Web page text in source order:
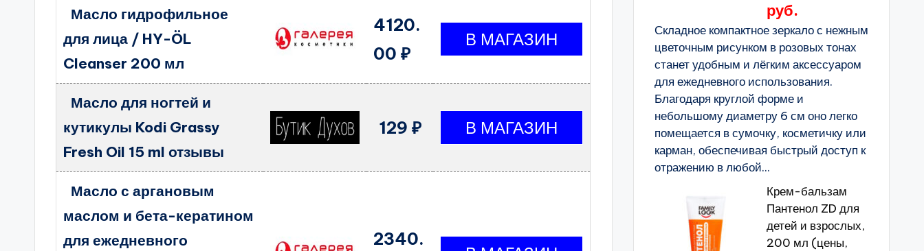
Масло гидрофильное
для лица / HY-ÖL
Cleanser 200 мл
4120.
00 ₽
Масло для ногтей и
кутикулы Kodi Grassy
Fresh Oil 15 ml отзывы
129 ₽
Масло с аргановым
маслом и бета-кератином
для ежедневного
2340.
руб.
Складное компактное зеркало с нежным
цветочным рисунком в розовых тонах
станет удобным и лёгким аксессуаром
для ежедневного использования.
Благодаря круглой форме и
небольшому диаметру 6 см оно легко
помещается в сумочку, косметичку или
карман, обеспечивая быстрый доступ к
отражению в любой...
Крем-бальзам
Пантенол ZD для
детей и взрослых,
200 мл (цены,